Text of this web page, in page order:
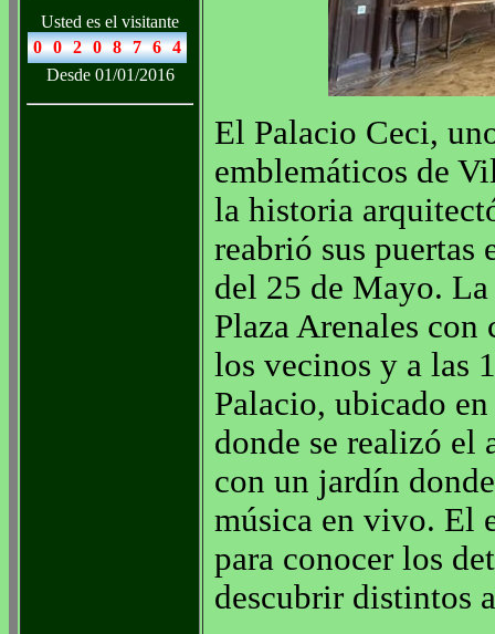
Usted es el visitante
Desde 01/01/2016
El Palacio Ceci,
emblemáticos de
la historia
reabrió sus puertas
del 25 de Mayo.
Plaza Arenales
los vecinos y a las
Palacio, ubicado
donde se realizó el
con un jardín
música en vivo. El
para conocer los
descubrir distintos